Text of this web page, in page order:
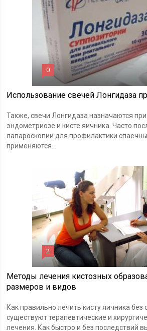
0
Использование свечей Лонгидаза
Также, свечи Лонгидаза назначаются
эндометриозе и кисте яичника. Часто
лапароскопии для профилактики
применяются...
2
Методы лечения кистозных
размеров и видов
Как правильно лечить кисту яичника без
существуют терапевтические и
лечения. Как быстро и без последствий